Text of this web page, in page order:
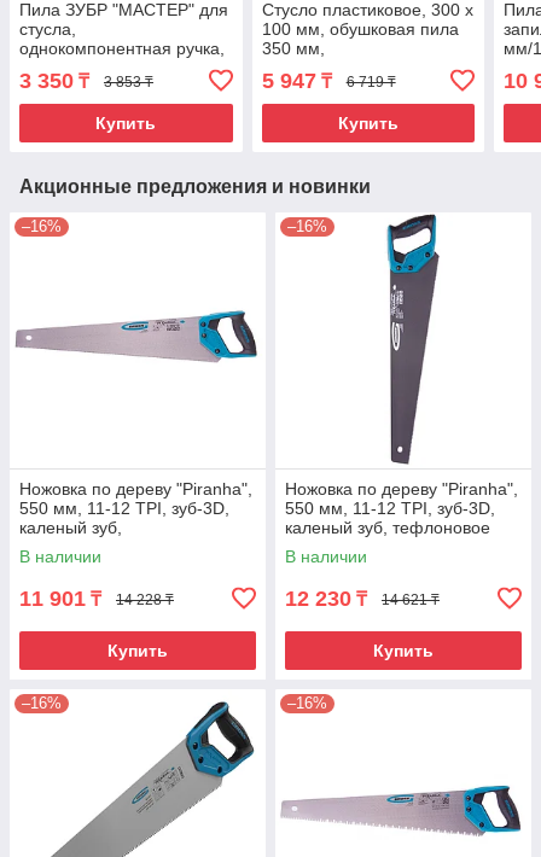
Пила ЗУБР "МАСТЕР" для
стусла,
однокомпонентная ручка,
обушок, закаленный
прямой зуб, шаг зуба
1,9/1,8мм,
3 350 ₸ 3 853 ₸
Купить
Стусло пластиковое, 300 х
100 мм, обушковая пила
350 мм,
двухкомпонентная
рукоятка Matrix.
5 947₸ 6 719 ₸
Купить
мм/
10
Акционные предложения и новинки
–16%
Ножовка по дереву "Piranha",
550 мм, 11-12 TPI, зуб-3D,
каленый зуб,
двухкомпонентная рукоятка
Gross
В наличии
11 901 ₸ 14 228 ₸
Купить
–16%
Ножовка по дереву "Piranha",
550 мм, 11-12 TPI, зуб-3D,
каленый зуб, тефлоновое
покрытие полотна,
В наличии
12 230 ₸ 14 621 ₸
Купить
–16% –16%